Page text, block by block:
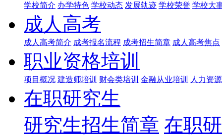
学校简介 办学特色 学校动态 发展轨迹 学校荣誉 学校大
成人高考
成人高考简介 成考报名流程 成考招生简章 成人高考焦点
职业资格培训
项目概况 建造师培训 财会类培训 金融从业培训 人力资
在职研究生
研究生招生简章 在职